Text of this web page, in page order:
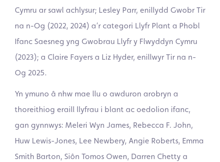
Cymru ar sawl achlysur; Lesley Parr, enillydd Gwobr Tir
na n-Og (2022, 2024) a’r categori Llyfr Plant a Phobl
Ifanc Saesneg yng Gwobrau Llyfr y Flwyddyn Cymru
(2023); a Claire Fayers a Liz Hyder, enillwyr Tir na n-
Og 2025.
Yn ymuno â nhw mae llu o awduron arobryn a
thoreithiog eraill llyfrau i blant ac oedolion ifanc,
gan gynnwys: Meleri Wyn James, Rebecca F. John,
Huw Lewis-Jones, Lee Newbery, Angie Roberts, Emma
Smith Barton, Siôn Tomos Owen, Darren Chetty a